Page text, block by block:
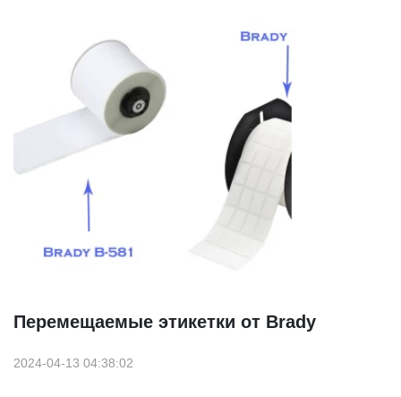
Перемещаемые этикетки от Brady
2024-04-13 04:38:02